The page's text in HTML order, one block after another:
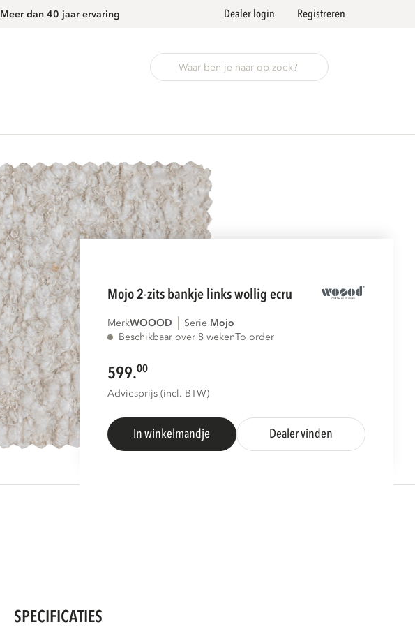
Meer dan 40 jaar ervaring Dealer login Registreren
mojo 2-zits bankje links wollig ecru
MerkWOOOD Serie
mojo
Beschikbaar over 8 wekenTo order
599.00
Adviesprijs (incl. BTW)
In winkelmandje Dealer vinden
SPECIFICATIES